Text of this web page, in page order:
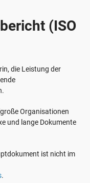
(ISO
die Leistung der
Organisationen
und lange Dokumente
ist nicht im
.